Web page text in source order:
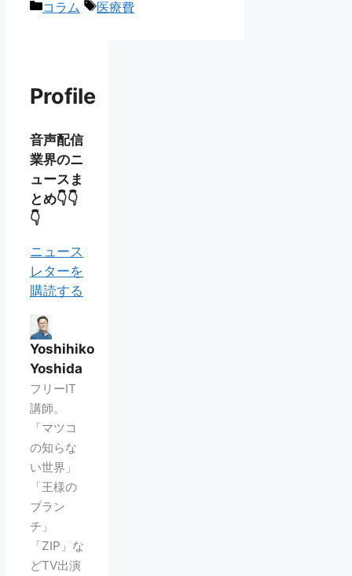
カ
コラム
タ
医療費
Profile
音声配信
業界のニ
ュースま
とめ👇👇
👇
ニュース
レターを
購読する
Yoshihiko
Yoshida
フリーIT
講師。
「マツコ
の知らな
い世界」
「王様の
ブラン
チ」
「ZIP」な
どTV出演